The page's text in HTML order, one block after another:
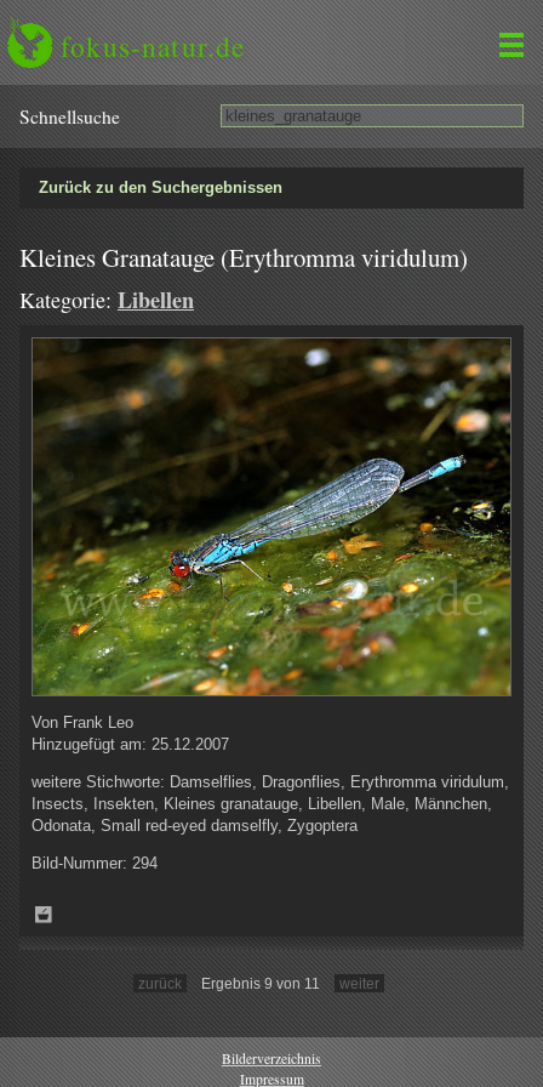
fokus-natur.de
Schnell­suche
Zurück zu den Suchergebnissen
Kleines Granatauge (Erythromma viridulum)
Kategorie: Libellen
Von Frank Leo
Hinzugefügt am: 25.12.2007
weitere Stichworte: Damselflies, Dragonflies, Erythromma viridulum,
Insects, Insekten, Kleines granatauge, Libellen, Male, Männchen,
Odonata, Small red-eyed damselfly, Zygoptera
Bild-Nummer: 294
zurück Ergebnis 9 von 11 weiter
Bilderverzeichnis
Impressum